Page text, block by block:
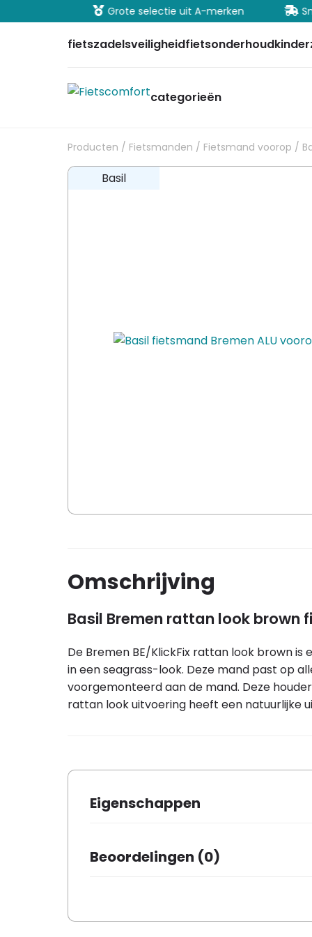
Grote selectie uit A-merken
fietszadelsveiligheidfietsonderhoud
categorieën
Producten / Fietsmanden / Fietsmand voorop /
Basil
Omschrijving
Basil Bremen rattan look
De Bremen BE/KlickFix rattan look brown
in een seagrass-look. Deze mand past op
voorgemonteerd aan de mand. Deze
rattan look uitvoering heeft een natuurlijke
Eigenschappen
Merk
Basis materiaal
Staal en
Beoordelingen (0)